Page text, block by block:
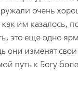
очень
им казалось,
это еще одно
они изменят
путь к Богу